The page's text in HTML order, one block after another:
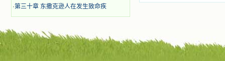
·第三十章 东撒克逊人在发生致命疾